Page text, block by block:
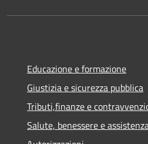
Educazione e formazione
Giustizia e sicurezza pubblica
Tributi,finanze e
Salute, benessere e